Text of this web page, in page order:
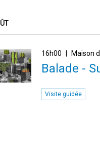
16h00 Maison
Balade -
Visite guidée